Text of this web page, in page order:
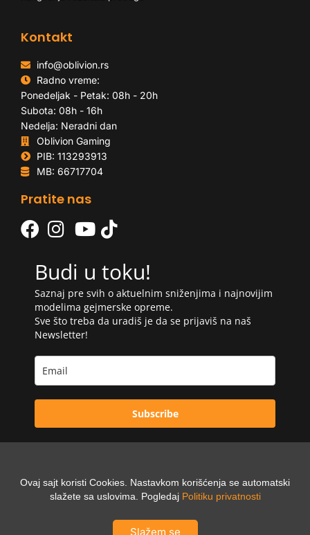
Kontakt
info@oblivion.rs
Radno vreme:
Ponedeljak - Petak: 08h - 20h
Subota: 08h - 16h
Nedelja: Neradni dan
Oblivion Gaming
PIB: 113293913
MB: 66717704
Pratite nas
Budi u toku!
Saznaj pre svih o aktuelnim sniženjima i najnovijim
modelima gejmerske opreme.
Sve što treba da uradiš je da se prijaviš na naš
Newsletter!
Subscribe
Powered by:
Digilex
Ovaj sajt koristi Cookies. Nastavkom korišćenja se automatski
slažete sa uslovima. Pogledaj Politiku privatnosti
Slažem se